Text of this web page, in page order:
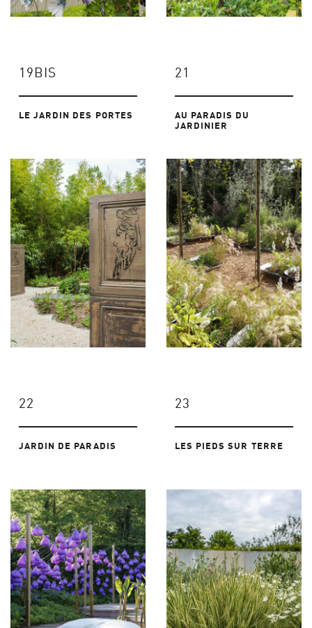
19BIS
LE JARDIN DES PORTES
21
AU PARADIS DU
JARDINIER
22
JARDIN DE PARADIS
23
LES PIEDS SUR TERRE